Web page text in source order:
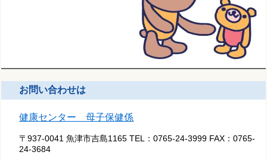
お問い合わせは
健康センター 母子保健係
〒937-0041 魚津市吉島1165 TEL：0765-24-3999 FAX：0765-
24-3684